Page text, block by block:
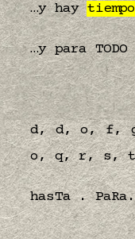
…y haytiempo
…y para
d, d, o, f,
o, q, r, s, t,
hasTa .